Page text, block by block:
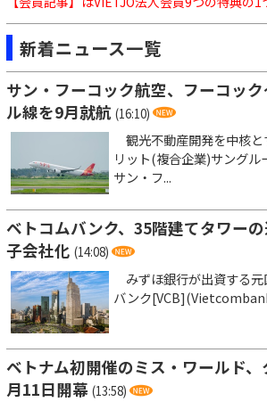
新着ニュース一覧
サン・フーコック航空、フーコッ
ル線を9月就航 (16:10)
観光不動産開発を中核
リット(複合企業)サング
サン・フ...
ベトコムバンク、35階建てタワー
子会社化 (14:08)
みずほ銀行が出資する
バンク
ベトナム初開催のミス・ワールド
月11日開幕 (13:58)